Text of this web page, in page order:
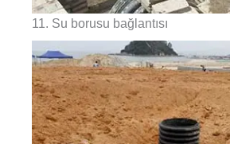
11. Su borusu bağlantısı